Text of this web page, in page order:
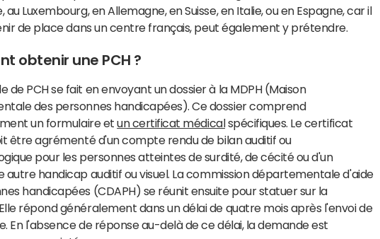
au Luxembourg, en Allemagne, en Suisse, en Italie, ou en Espagne, car il
de place dans un centre français, peut également y prétendre.
obtenir une PCH ?
de PCH se fait en envoyant un dossier à la MDPH (Maison
des personnes handicapées). Ce dossier comprend
un formulaire etun certificat médical spécifiques. Le certificat
être agrémenté d'un compte rendu de bilan auditif ou
pour les personnes atteintes de surdité, de cécité ou d'un
autre handicap auditif ou visuel. La commission départementale d'aide
handicapées (CDAPH) se réunit ensuite pour statuer sur la
répond généralement dans un délai de quatre mois après l'envoi de
En l'absence de réponse au-delà de ce délai, la demande est